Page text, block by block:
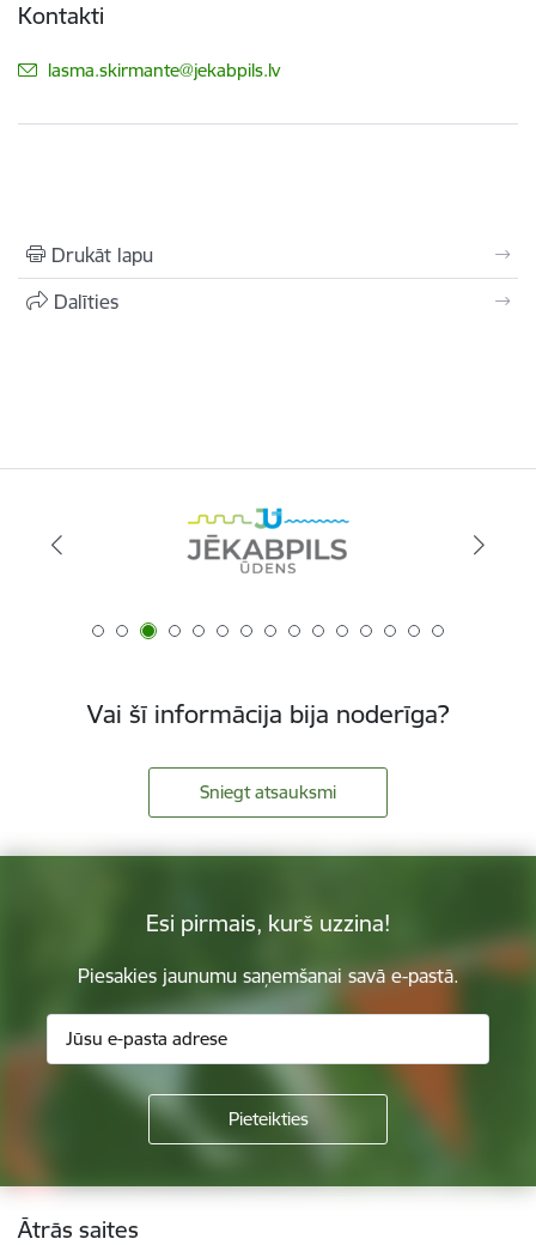
Kontakti
E-pasts:
lasma.skirmante@jekabpils.lv
Drukāt lapu
Dalīties
Vai šī informācija bija noderīga?
Sniegt atsauksmi
Esi pirmais, kurš uzzina!
Piesakies jaunumu saņemšanai savā e-pastā.
Kājene
Ātrās saites